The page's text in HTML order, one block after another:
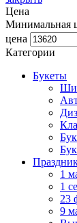
Цена
Минимальная
цена
Категории
Букеты
1
1
23
9